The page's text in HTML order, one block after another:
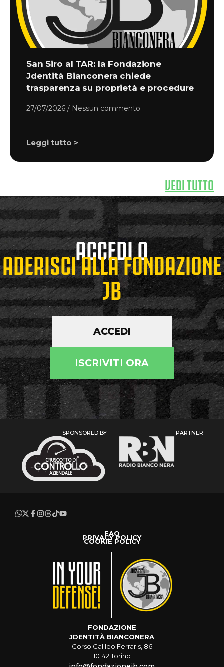
San Siro al TAR: la Fondazione
Jdentità Bianconera chiede
trasparenza su proprietà e procedure
27/07/2026 Nessun commento
Leggi tutto >
VEDI TUTTO
ACCEDI O
ADERISCI ALLA FONDAZIONE
JB
ACCEDI
ISCRIVITI ORA
SPONSORED BY PARTNER
FAQ
PRIVACY POLICY
COOKIE POLICY
FONDAZIONE
JDENTITÀ BIANCONERA
Corso Galileo Ferraris, 86
10142 Torino